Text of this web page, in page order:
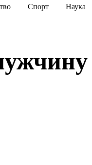
Спорт Наука